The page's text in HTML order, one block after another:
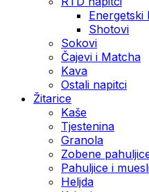
Energetski
Shotovi
Sokovi
Čajevi i Matcha
Kava
Ostali napitci
Žitarice
Kaše
Tjestenina
Granola
Zobene
Pahuljice i
Heljda